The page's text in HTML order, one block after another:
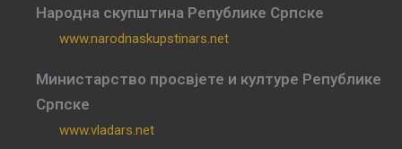
Народна скупштина Републике Српске
www.narodnaskupstinars.net
Министарство просвјете и културе Републике
Српске
www.vladars.net